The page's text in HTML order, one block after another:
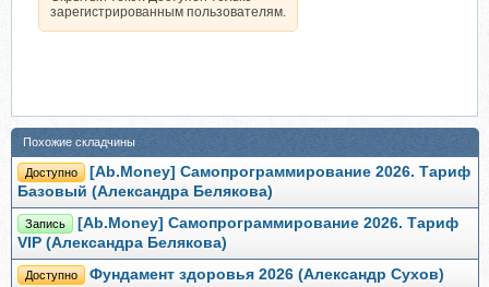
зарегистрированным пользователям.
Похожие складчины
Доступно
[Ab.Money] Самопрограммирование 2026. Тариф
Базовый (Александра Белякова)
Запись
[Ab.Money] Самопрограммирование 2026. Тариф
VIP (Александра Белякова)
Доступно Фундамент здоровья 2026 (Александр Сухов)